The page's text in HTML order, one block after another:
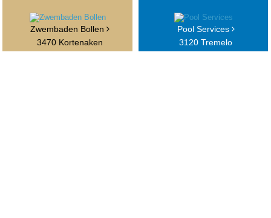
Zwembaden Bollen
3470 Kortenaken
Pool Services
3120 Tremelo